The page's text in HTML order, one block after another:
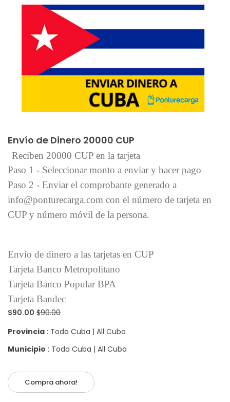
Envío de Dinero 20000 CUP
Reciben 20000 CUP en la tarjeta
Paso 1 - Seleccionar monto a enviar y hacer pago
Paso 2 - Enviar el comprobante generado a
info@ponturecarga.com con el número de tarjeta en
CUP y número móvil de la persona.
Envío de dinero a las tarjetas en CUP
Tarjeta Banco Metropolitano
Tarjeta Banco Popular BPA
Tarjeta Bandec
$90.00 $90.00
Provincia : Toda Cuba | All Cuba
Municipio : Toda Cuba | All Cuba
Compra ahora!